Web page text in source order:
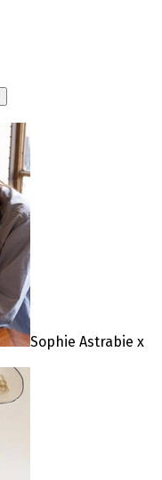
Sophie Astrabie x